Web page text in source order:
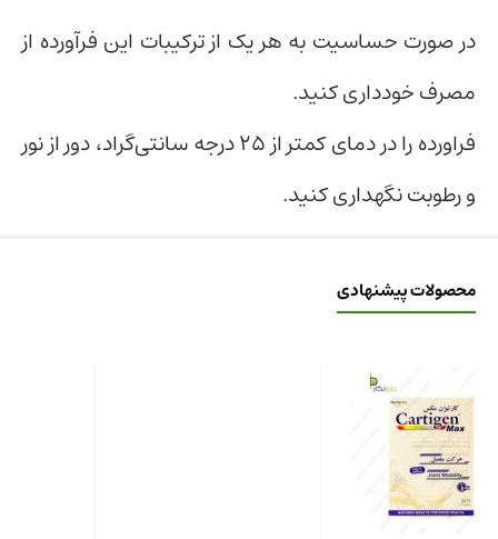
در صورت حساسیت به هر یک از ترکیبات این فرآورده از
مصرف خودداری کنید.
فراورده را در دمای کمتر از 25 درجه سانتی‌گراد، دور از نور
و رطوبت نگهداری کنید.
محصولات پیشنهادی